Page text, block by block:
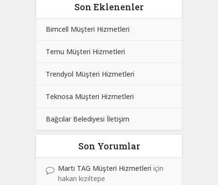
Son Eklenenler
Bimcell Müşteri Hizmetleri
Temu Müşteri Hizmetleri
Trendyol Müşteri Hizmetleri
Teknosa Müşteri Hizmetleri
Bağcılar Belediyesi İletişim
Son Yorumlar
Martı TAG Müşteri Hizmetleri için
hakan kızıltepe